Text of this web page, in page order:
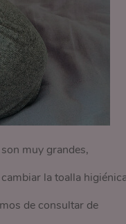
muy grandes,
la toalla
de consultar de